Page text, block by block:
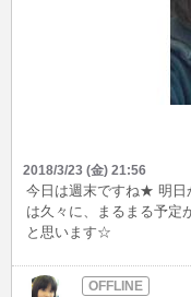
2018/3/23 (金) 21:56
今日は週末ですね★ 明日
は久々に、まるまる予定
と思います☆